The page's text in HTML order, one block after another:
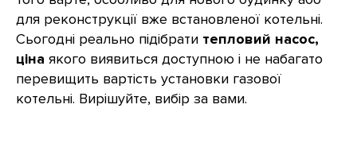
для реконструкції вже встановленої котельні.
Сьогодні реально підібрати тепловий насос,
ціна якого виявиться доступною і не набагато
перевищить вартість установки газової
котельні. Вирішуйте, вибір за вами.